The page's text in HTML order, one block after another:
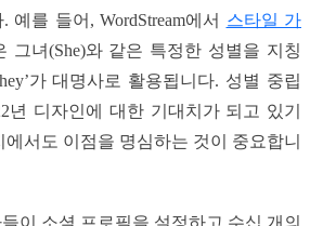
예를 들어, WordStream에서 스타일 가
그녀(She)와 같은 특정한 성별을 지칭
가 대명사로 활용됩니다. 성별 중립
년 디자인에 대한 기대치가 되고 있기
서도 이점을 명심하는 것이 중요합니